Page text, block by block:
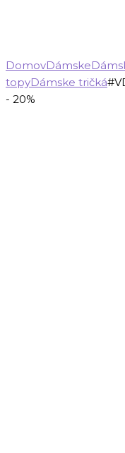
DomovDámske
topyDámske tričká
- 20%